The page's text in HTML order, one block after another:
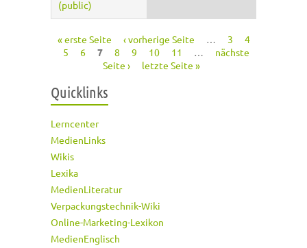
(public)
Seiten
« erste Seite ‹ vorherige Seite … 3
4
5
6 7 8 9 10 11 …
nächste
Seite ›
letzte Seite »
Quicklinks
Lerncenter
MedienLinks
Wikis
Lexika
MedienLiteratur
Verpackungstechnik-Wiki
Online-Marketing-Lexikon
MedienEnglisch